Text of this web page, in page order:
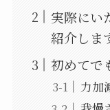
実際にい
紹介しま
初めてで
力加